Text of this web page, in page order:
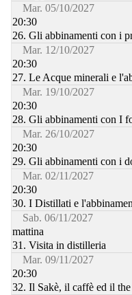
Mar. 05/10/2027
20:30
26. Gli abbinamenti con i
Mar. 12/10/2027
20:30
27. Le Acque minerali e
Mar. 19/10/2027
20:30
28. Gli abbinamenti con I
Mar. 26/10/2027
20:30
29. Gli abbinamenti con i
Mar. 02/11/2027
20:30
30. I Distillati e
Sab. 06/11/2027
mattina
31. Visita in distilleria
Mar. 09/11/2027
20:30
32. Il Sakè, il caffè ed il the